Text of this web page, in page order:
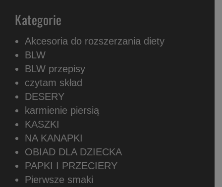
Kategorie
Akcesoria do rozszerzania diety
BLW
BLW przepisy
czytam skład
DESERY
karmienie piersią
KASZKI
NA KANAPKI
OBIAD DLA DZIECKA
PAPKI I PRZECIERY
Pierwsze smaki